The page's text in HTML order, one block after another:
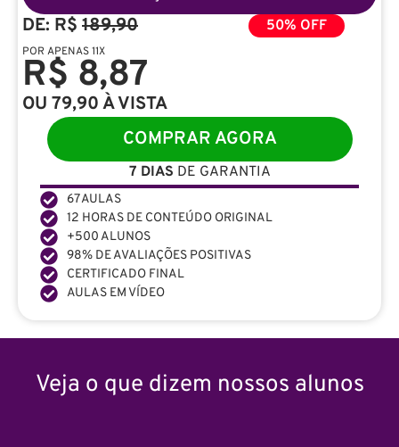
DE: R$ 189,90
POR APENAS 11X
R$ 8,87
OU 79,90 À VISTA
50% OFF
COMPRAR AGORA
7 DIAS DE GARANTIA
67 AULAS
12 HORAS DE CONTEÚDO ORIGINAL
+500 ALUNOS
98% DE AVALIAÇÕES POSITIVAS
CERTIFICADO FINAL
AULAS EM VÍDEO
Veja o que dizem nossos alunos